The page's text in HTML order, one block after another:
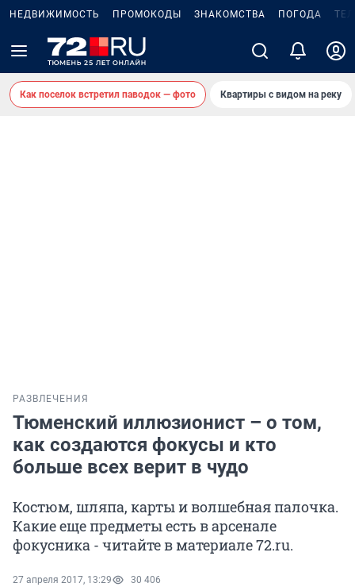
НЕДВИЖИМОСТЬ ПРОМОКОДЫ ЗНАКОМСТВА ПОГОДА
Как поселок встретил паводок — фото Квартиры с видом на реку
РАЗВЛЕЧЕНИЯ
Тюменский иллюзионист – о том,
как создаются фокусы и кто
больше всех верит в чудо
Костюм, шляпа, карты и волшебная палочка.
Какие еще предметы есть в арсенале
фокусника - читайте в материале 72.ru.
27 апреля 2017, 13:29 30 406